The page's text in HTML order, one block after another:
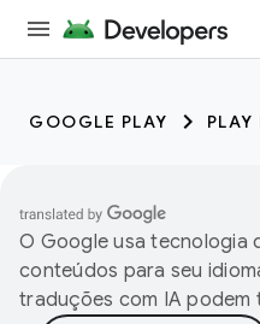
GOOGLE PLAY PLAY
O Google usa tecnologia
conteúdos para seu
traduções com IA podem